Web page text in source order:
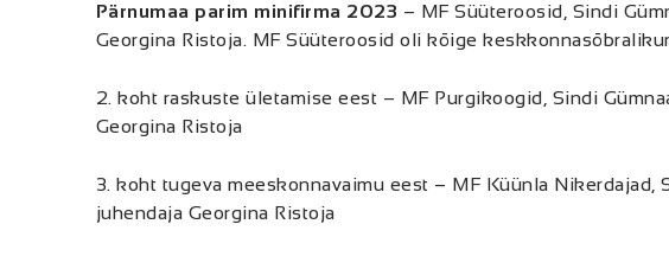
Pärnumaa parim minifirma 2023 – MF Süüteroosid, Sindi
Georgina Ristoja. MF Süüteroosid oli kõige
2. koht raskuste ületamise eest – MF Purgikoogid, Sindi
Georgina Ristoja
3. koht tugeva meeskonnavaimu eest – MF Küünla Nikerdajad,
juhendaja Georgina Ristoja